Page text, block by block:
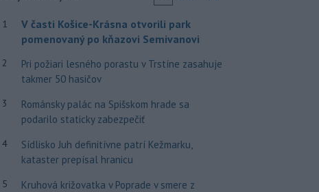
1
V časti Košice-Krásna otvorili park
pomenovaný po kňazovi Semivanovi
2
Pri požiari lesného porastu v Trstíne zasahuje
takmer 50 hasičov
3
Románsky palác na Spišskom hrade sa
podarilo staticky zabezpečiť
4
Sídlisko Juh definitívne patrí Kežmarku,
kataster prepísal hranicu
5
Kruhová križovatka v Poprade v smere z